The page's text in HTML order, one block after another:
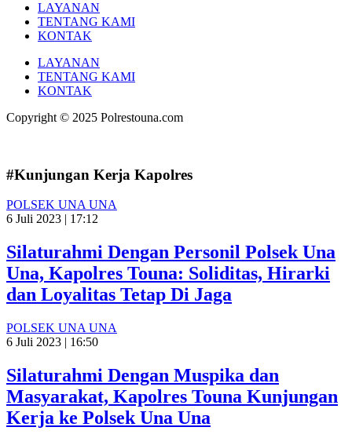
LAYANAN
TENTANG KAMI
KONTAK
LAYANAN
TENTANG KAMI
KONTAK
Copyright © 2025 Polrestouna.com
#Kunjungan Kerja Kapolres
POLSEK UNA UNA
6 Juli 2023 | 17:12
Silaturahmi Dengan Personil Polsek Una
Una, Kapolres Touna: Soliditas, Hirarki
dan Loyalitas Tetap Di Jaga
POLSEK UNA UNA
6 Juli 2023 | 16:50
Silaturahmi Dengan Muspika dan
Masyarakat, Kapolres Touna Kunjungan
Kerja ke Polsek Una Una